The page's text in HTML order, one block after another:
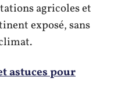
agricoles et
exposé, sans
astuces pour